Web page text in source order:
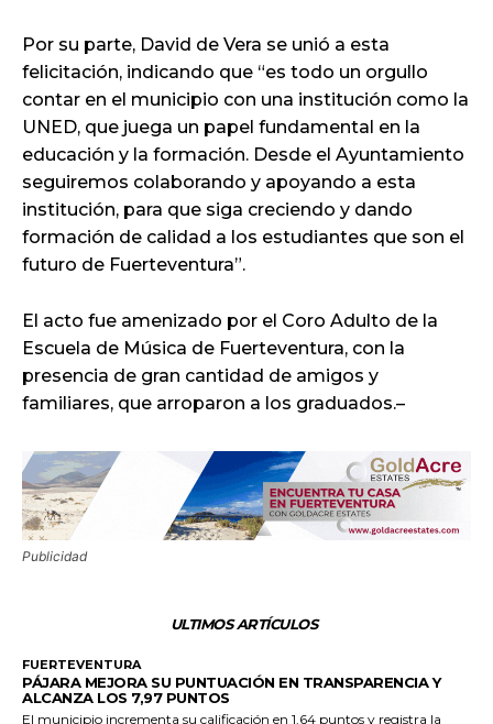
Por su parte, David de Vera se unió a esta
felicitación, indicando que “es todo un orgullo
contar en el municipio con una institución como la
UNED, que juega un papel fundamental en la
educación y la formación. Desde el Ayuntamiento
seguiremos colaborando y apoyando a esta
institución, para que siga creciendo y dando
formación de calidad a los estudiantes que son el
futuro de Fuerteventura”.
El acto fue amenizado por el Coro Adulto de la
Escuela de Música de Fuerteventura, con la
presencia de gran cantidad de amigos y
familiares, que arroparon a los graduados.–
Publicidad
ULTIMOS ARTÍCULOS
FUERTEVENTURA
PÁJARA MEJORA SU PUNTUACIÓN EN TRANSPARENCIA Y
ALCANZA LOS 7,97 PUNTOS
El municipio incrementa su calificación en 1,64 puntos y registra la